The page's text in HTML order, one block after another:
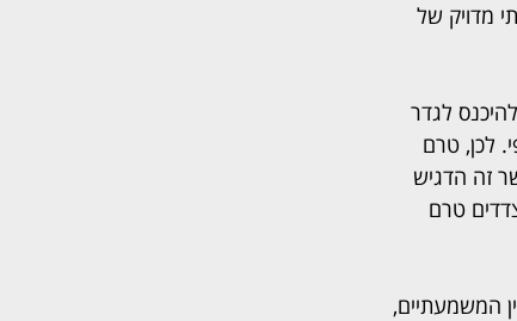
מדויק של
לגדר
לכן, טרם
זה הדגיש
טרם
המשמעתיים,